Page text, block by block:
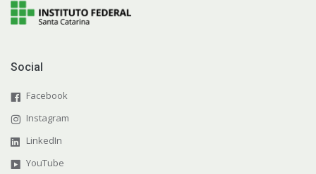
Social
Facebook
Instagram
LinkedIn
YouTube